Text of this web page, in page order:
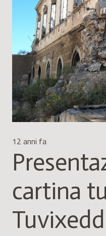
12 anni fa
cartina